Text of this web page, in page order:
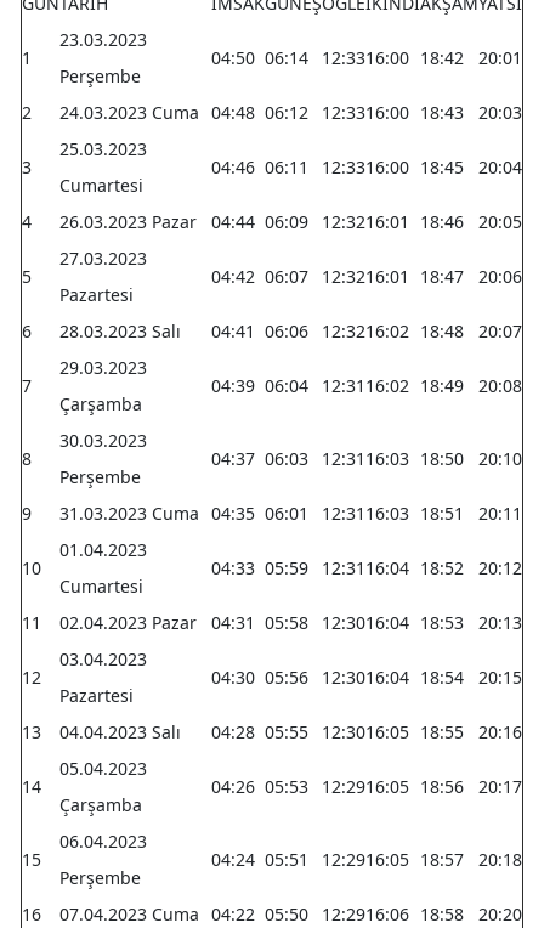
1
23.03.2023
Perşembe
04:50 06:14 12:3316:00 18:42 20:01
2 24.03.2023 Cuma 04:48 06:12 12:3316:00 18:43 20:03
3
25.03.2023
Cumartesi
04:46 06:11 12:3316:00 18:45 20:04
4 26.03.2023 Pazar 04:44 06:09 12:3216:01 18:46 20:05
5
27.03.2023
Pazartesi
04:42 06:07 12:3216:01 18:47 20:06
6 28.03.2023 Salı 04:41 06:06 12:3216:02 18:48 20:07
7
29.03.2023
Çarşamba
04:39 06:04 12:31 16:02 18:49 20:08
8
30.03.2023
Perşembe
04:37 06:03 12:31 16:03 18:50 20:10
9 31.03.2023 Cuma 04:35 06:01 12:31 16:03 18:51 20:11
10
01.04.2023
Cumartesi
04:33 05:59 12:31 16:04 18:52 20:12
11 02.04.2023 Pazar 04:31 05:58 12:3016:04 18:53 20:13
12
03.04.2023
Pazartesi
04:30 05:56 12:3016:04 18:54 20:15
13 04.04.2023 Salı 04:28 05:55 12:3016:05 18:55 20:16
14
05.04.2023
Çarşamba
04:26 05:53 12:2916:05 18:56 20:17
15
06.04.2023
Perşembe
04:24 05:51 12:2916:05 18:57 20:18
16 07.04.2023 Cuma 04:22 05:50 12:2916:06 18:58 20:20